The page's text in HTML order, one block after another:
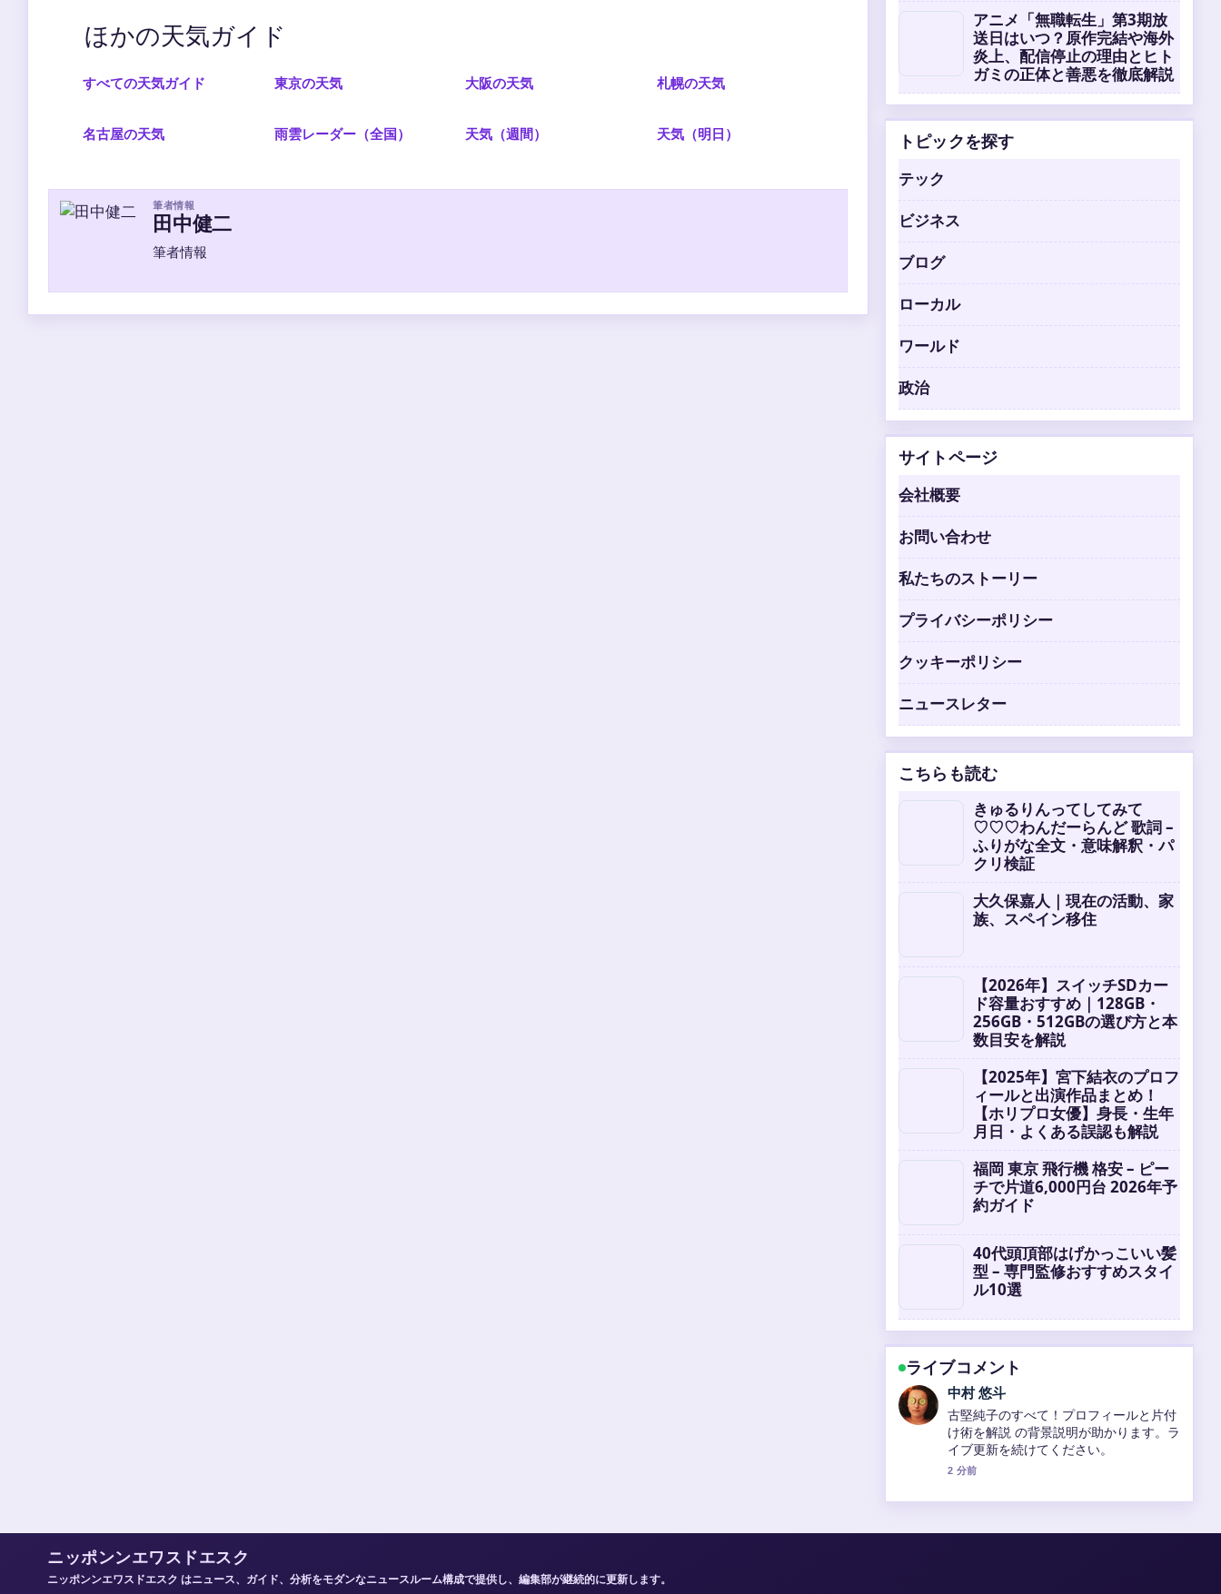
ほかの天気ガイド
すべての天気ガイド 東京の天気 大阪の天気 札幌の天気
名古屋の天気 雨雲レーダー（全国） 天気（週間） 天気（明日）
筆者情報
田中健二
筆者情報
アニメ「無職転生」第3期放
送日はいつ？原作完結や海外
炎上、配信停止の理由とヒト
ガミの正体と善悪を徹底解説
トピックを探す
テック
ビジネス
ブログ
ローカル
ワールド
政治
サイトページ
会社概要
お問い合わせ
私たちのストーリー
プライバシーポリシー
クッキーポリシー
ニュースレター
こちらも読む
きゅるりんってしてみて
♡♡♡わんだーらんど 歌詞 –
ふりがな全文・意味解釈・パ
クリ検証
大久保嘉人｜現在の活動、家
族、スペイン移住
【2026年】スイッチSDカー
ド容量おすすめ｜128GB・
256GB・512GBの選び方と本
数目安を解説
【2025年】宮下結衣のプロフ
ィールと出演作品まとめ！
【ホリプロ女優】身長・生年
月日・よくある誤認も解説
福岡 東京 飛行機 格安 – ピー
チで片道6,000円台 2026年予
約ガイド
40代頭頂部はげかっこいい髪
型 – 専門監修おすすめスタイ
ル10選
ライブコメント
山本 葵
守屋美穂の現在のプロフィールと活動：
子供の年齢、結婚、G1復帰後初勝利、美
人ランキングまでを徹底解説 の報道は丁
寧で、流れを追いやすいです。
ニッポンンエワスドエスク
ニッポンンエワスドエスク はニュース、ガイド、分析をモダンなニュースルーム構成で提供し、編集部が継続的に更新します。